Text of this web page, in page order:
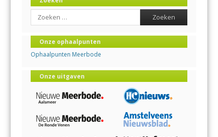
Search
Onze ophaalpunten
Ophaalpunten Meerbode
Onze uitgaven